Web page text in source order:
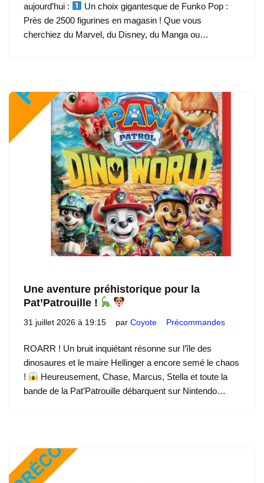
aujourd’hui :
Un choix gigantesque de Funko Pop :
Près de 2500 figurines en magasin ! Que vous
cherchiez du Marvel, du Disney, du Manga ou…
Une aventure préhistorique pour la
Pat’Patrouille !
31 juillet 2026 à 19:15 par Coyote Précommandes
ROARR ! Un bruit inquiétant résonne sur l’île des
dinosaures et le maire Hellinger a encore semé le chaos
!
Heureusement, Chase, Marcus, Stella et toute la
bande de la Pat’Patrouille débarquent sur Nintendo…